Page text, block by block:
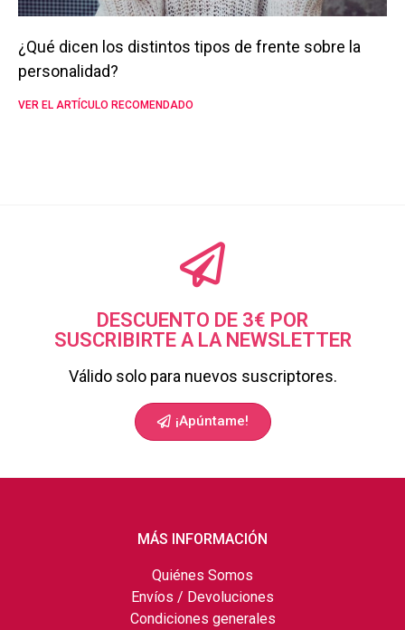
¿Qué dicen los distintos tipos de frente sobre la
personalidad?
VER EL ARTÍCULO RECOMENDADO
DESCUENTO DE 3€ POR
SUSCRIBIRTE A LA NEWSLETTER
Válido solo para nuevos suscriptores.
¡Apúntame!
MÁS INFORMACIÓN
Quiénes Somos
Envíos / Devoluciones
Condiciones generales